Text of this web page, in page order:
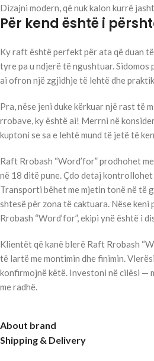
Dizajni modern, që nuk kalon kurrë
Për kend është i
Ky raft është perfekt për ata që duan
tyre pa u ndjerë të ngushtuar. Sidomos
ai ofron një zgjidhje të lehtë dhe
Pra, nëse jeni duke kërkuar një rast të
rrobave, ky është ai! Merrni në
kuptoni se sa e lehtë mund të jetë të
Raft Rrobash “Word’for” prodhohet
në 18 ditë pune. Çdo detaj
Transporti bëhet me mjetin tonë në të
shtesë për zona të caktuara. Nëse
Rrobash “Word’for”, ekipi ynë është i
Klientët që kanë blerë Raft Rrobash
të lartë me montimin dhe finimin.
konfirmojnë këtë. Investoni në cilësi —
me radhë.
About brand
Shipping & Delivery